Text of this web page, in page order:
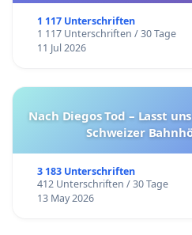
1 117 Unterschriften
1 117 Unterschriften / 30 Tage
11 Jul 2026
Nach Diegos Tod – Lasst
Schweizer
3 183 Unterschriften
412 Unterschriften / 30 Tage
13 May 2026